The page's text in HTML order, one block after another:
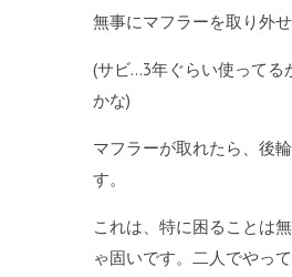
無事にマフラーを取り外せ
(サビ…3年ぐらい使ってる
かな)
マフラーが取れたら、後
す。
これは、特に困ることは
ゃ固いです。二人でやっ